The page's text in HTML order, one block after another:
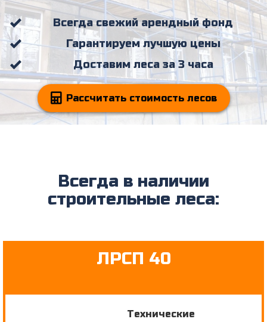
Всегда свежий арендный фонд
Гарантируем лучшую цены
Доставим леса за 3 часа
Рассчитать стоимость лесов
Всегда в наличии
строительные леса:
ЛРСП 40
Технические